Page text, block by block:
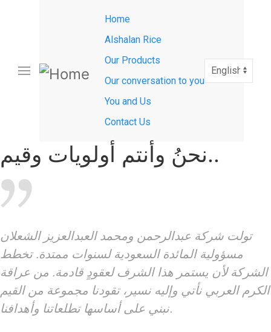
Main
navigation
Home
Alshalan Rice
Our Products
Our conversation to you
You and Us
Contact Us
Select
your
نحنُ وأنتم أولويات وقيم..
تولت شركة عبدالرحمن ومحمد العبدالعزيز الشعلان
مسؤولية المائدة السعودية لسنوات ممتدة. تخطط
الشركة لأن يستمر هذا الشرف لعقودٍ قادمة. من عراقة
الكرم العربي نأتي وإليه نسير، تقودنا مجموعة من القيم
نبني على أساسها تطلعاتنا وأهدافنا.